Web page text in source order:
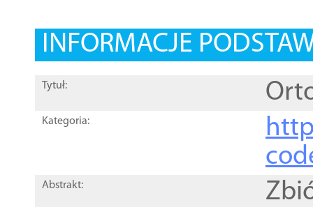
INFORMACJE
Tytuł:
Kategoria:
Abstrakt: